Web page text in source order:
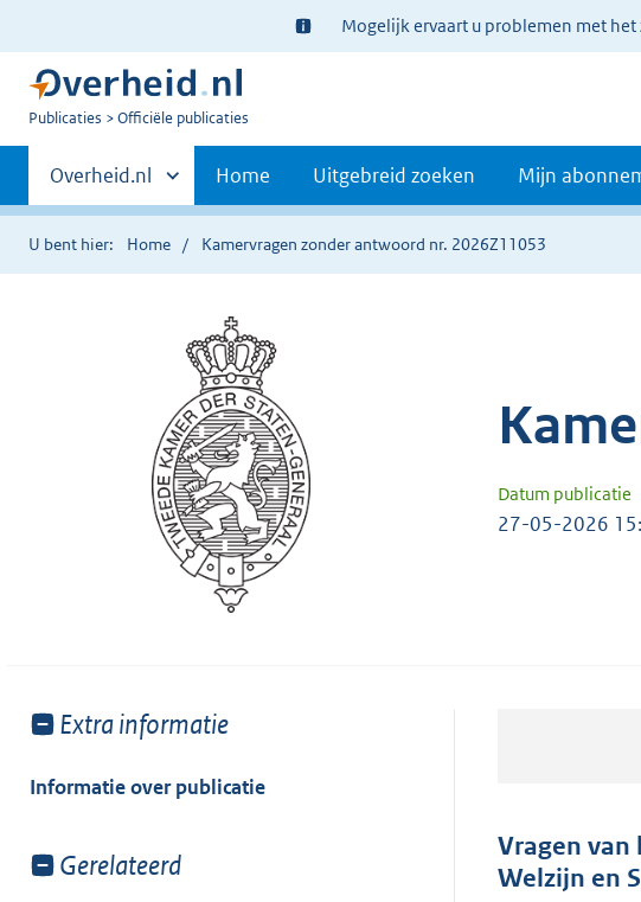
Ter
informatie:
Mogelijk ervaart u problemen met het
U
Publicaties Officiële publicaties
Primaire
navigatie
Andere
sites
binnen
Overheid.nl Home Uitgebreid zoeken Mijn
U bent hier: Home Kamervragen zonder antwoord nr. 2026Z11053
Datum publicatie
27-05-2026
Toon
van:
Extra informatie
Informatie over publicatie
Toon
Gerelateerd
Vragen van
Welzijn en